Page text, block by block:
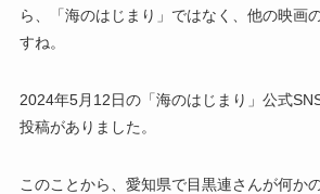
ら、「海のはじまり」ではなく、他の映画
すね。
2024年5月12日の「海のはじまり」公式
投稿がありました。
このことから、愛知県で目黒連さんが何か